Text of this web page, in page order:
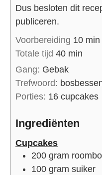
Dus besloten dit
publiceren.
Voorbereiding 10 min
Totale tijd 40 min
Gang: Gebak
Trefwoord:
Porties: 16 cupcakes
Ingrediënten
Cupcakes
200 gram
100 gram suiker